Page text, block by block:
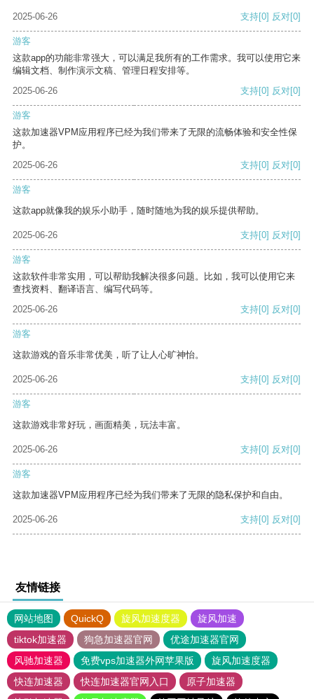
2025-06-26 支持[0] 反对[0]
游客
这款app的功能非常强大，可以满足我所有的工作需求。我可以使用它来
编辑文档、制作演示文稿、管理日程安排等。
2025-06-26
支持[0] 反对[0]
游客
这款加速器VPM应用程序已经为我们带来了无限的流畅体验和安全性保
护。
2025-06-26
支持[0] 反对[0]
游客
这款app就像我的娱乐小助手，随时随地为我的娱乐提供帮助。
2025-06-26 支持[0] 反对[0]
游客
这款软件非常实用，可以帮助我解决很多问题。比如，我可以使用它来
查找资料、翻译语言、编写代码等。
2025-06-26
支持[0] 反对[0]
游客
这款游戏的音乐非常优美，听了让人心旷神怡。
2025-06-26 支持[0] 反对[0]
游客
这款游戏非常好玩，画面精美，玩法丰富。
2025-06-26 支持[0] 反对[0]
游客
这款加速器VPM应用程序已经为我们带来了无限的隐私保护和自由。
2025-06-26 支持[0] 反对[0]
友情链接
网站地图 QuickQ 旋风加速度器
旋风加速
tiktok加速器
狗急加速器官网
优途加速器官网
风驰加速器
免费vps加速器外网苹果版
旋风加速度器
快连加速器
快连加速器官网入口
原子加速器